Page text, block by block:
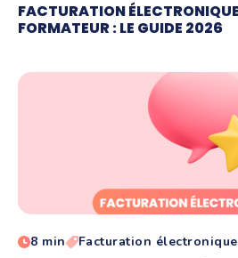
FACTURATION
FORMATEUR : LE GUIDE 2026
8 min Facturation électronique